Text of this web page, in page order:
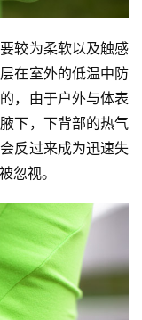
较为柔软以及触感
在室外的低温中防
，由于户外与体表
下，下背部的热气
反过来成为迅速失
忽视。